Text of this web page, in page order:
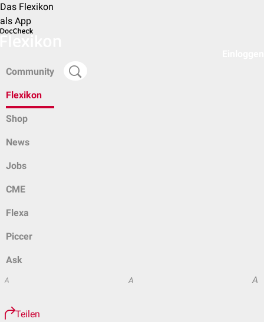
Das Flexikon
als App
Community
Flexikon
Shop
News
Jobs
CME
Flexa
Piccer
Ask
A A A
Teilen